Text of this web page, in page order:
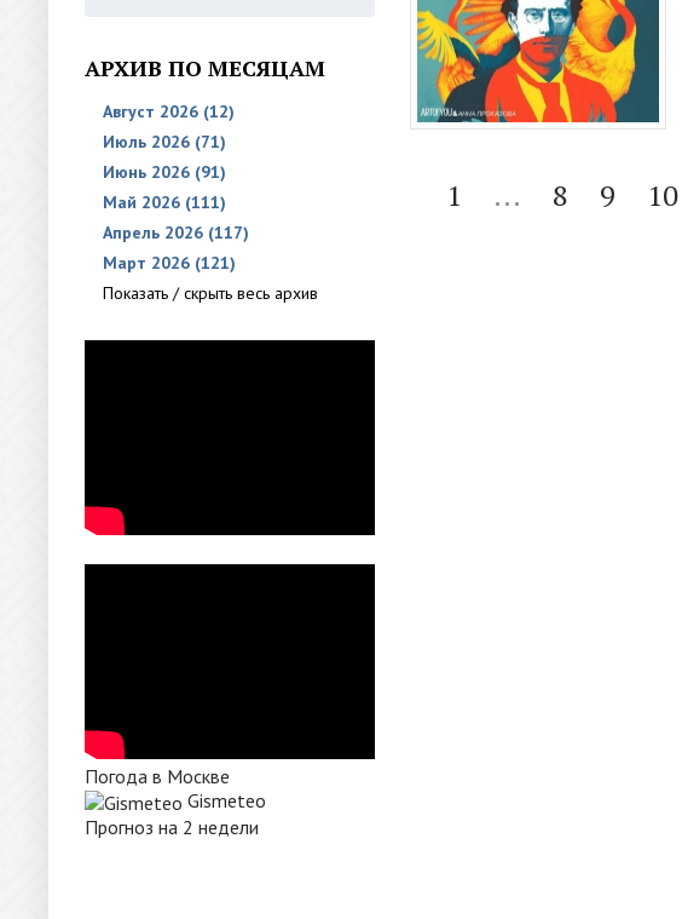
АРХИВ ПО МЕСЯЦАМ
Август 2026 (12)
Июль 2026 (71)
Июнь 2026 (91)
Май 2026 (111)
Апрель 2026 (117)
Март 2026 (121)
Показать / скрыть весь архив
Погода в Москве
Gismeteo
Прогноз на 2 недели
1 ... 8 9 10